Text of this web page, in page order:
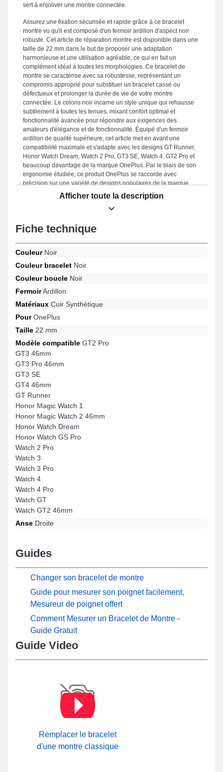
sert à enjoliver une montre connectée.
Assurez une fixation sécurisée et rapide grâce à ce bracelet
montre vu qu'il est composé d'un fermoir ardillon d'aspect noir
robuste. Cet article de réparation montre est disponible dans une
taille de 22 mm dans le but de proposer une adaptation
harmonieuse et une utilisation agréable, ce qui en fait un
complément idéal à toutes les morphologies. Ce bracelet de
montre se caractérise avec sa robustesse, représentant un
compromis approprié pour substituer un bracelet cassé ou
défectueux et prolonger la durée de vie de votre montre
connectée. Le coloris noir incarne un style unique qui rehausse
subtilement à toutes les tenues, mixant confort optimal et
fonctionnalité avancée pour répondre aux exigences des
amateurs d'élégance et de fonctionnalité. Équipé d'un fermoir
ardillon de qualité supérieure, cet article met en avant une
compatibilité maximale et s'adapte avec les designs GT Runner,
Honor Watch Dream, Watch 2 Pro, GT3 SE, Watch 4, GT2 Pro et
beaucoup davantage de la marque OnePlus. Par le biais de son
ergonomie étudiée, ce produit OnePlus se raccorde avec
précision sur une variété de designs populaires de la marque
OnePlus, offrant une satisfaction totale pour toutes les occasions.
Afficher toute la description
Fiche technique
CouleurNoir
Couleur bracelet Noir
Couleur boucle Noir
FermoirArdillon
Matériaux Cuir Synthétique
PourOnePlus
Taille 22 mm
Modèle compatible GT2 Pro
GT3 46mm
GT3 Pro 46mm
GT3 SE
GT4 46mm
GT Runner
Honor Magic Watch 1
Honor Magic Watch 2 46mm
Honor Watch Dream
Honor Watch GS Pro
Watch 2 Pro
Watch 3
Watch 3 Pro
Watch 4
Watch 4 Pro
Watch GT
Watch GT2 46mm
Anse Droite
Guides
Changer son bracelet de montre
Guide pour mesurer son poignet facilement,
Mesureur de poignet offert
Comment Mesurer un Bracelet de Montre -
Guide Gratuit
Guide Video
Remplacer le bracelet
d'une montre classique